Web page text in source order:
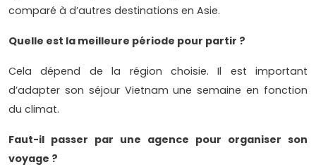
comparé à d’autres destinations en Asie.
Quelle est la meilleure période pour partir ?
Cela dépend de la région choisie. Il est important
d’adapter son séjour Vietnam une semaine en fonction
du climat.
Faut-il passer par une agence pour organiser son
voyage ?